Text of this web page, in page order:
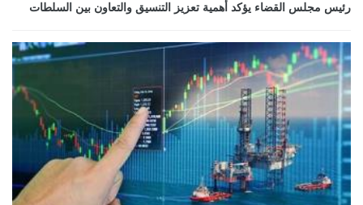
رئيس مجلس القضاء يؤكد أهمية تعزيز التنسيق والتعاون بين السلطات